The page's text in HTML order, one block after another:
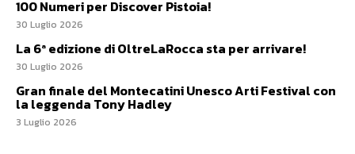
100 Numeri per Discover Pistoia!
30 Luglio 2026
La 6ª edizione di OltreLaRocca sta per arrivare!
30 Luglio 2026
Gran finale del Montecatini Unesco Arti Festival con
la leggenda Tony Hadley
3 Luglio 2026